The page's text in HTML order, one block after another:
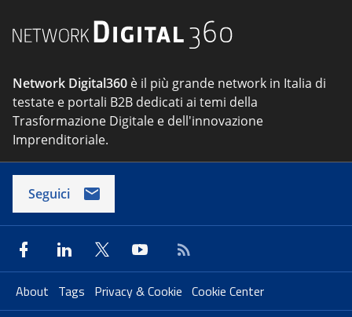
Network Digital360 è il più grande network in Italia di
testate e portali B2B dedicati ai temi della
Trasformazione Digitale e dell'innovazione
Imprenditoriale.
Seguici
About Tags Privacy & Cookie Cookie Center